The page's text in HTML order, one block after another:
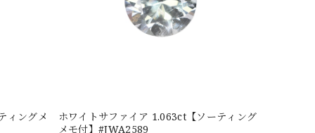
ホワイトサファイア 1.063ct【ソーティング
メモ付】#JWA2589